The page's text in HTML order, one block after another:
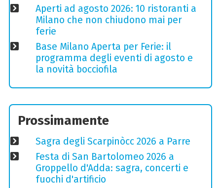
Aperti ad agosto 2026: 10 ristoranti a
Milano che non chiudono mai per
ferie
Base Milano Aperta per Ferie: il
programma degli eventi di agosto e
la novità bocciofila
Prossimamente
Sagra degli Scarpinòcc 2026 a Parre
Festa di San Bartolomeo 2026 a
Groppello d'Adda: sagra, concerti e
fuochi d'artificio